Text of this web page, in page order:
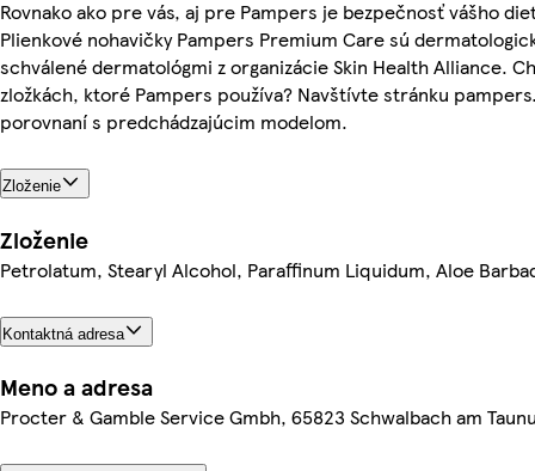
Rovnako ako pre vás, aj pre Pampers je bezpečnosť vášho
Plienkové nohavičky Pampers Premium Care sú
schválené dermatológmi z organizácie Skin Health Alliance.
zložkách, ktoré Pampers používa? Navštívte stránku
porovnaní s predchádzajúcim modelom.
Zloženie
Zloženie
Petrolatum, Stearyl Alcohol, Paraffinum Liquidum, Aloe
Kontaktná adresa
Meno a adresa
Procter & Gamble Service Gmbh, 65823 Schwalbach am